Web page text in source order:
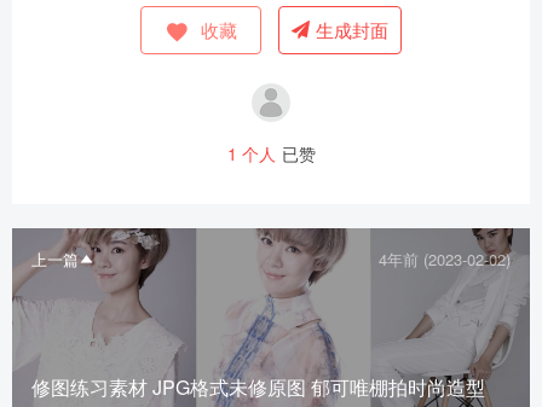
收藏 生成封面
1 个人 已赞
上一篇 4年前 (2023-02-02)
修图练习素材 JPG格式未修原图 郁可唯棚拍时尚造型